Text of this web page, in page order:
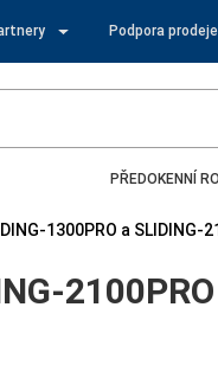
Podpora prodeje
PŘEDOKENNÍ
1300PRO a